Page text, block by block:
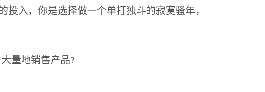
入，你是选择做一个单打独斗的寂寞骚年，
量地销售产品?